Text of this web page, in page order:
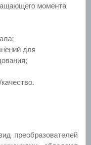
момента
для
преобразователей